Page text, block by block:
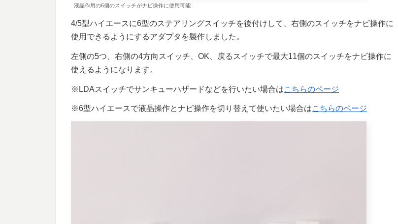
液晶作用の6個のスイッチがナビ操作に使用可能
4/5型ハイエースに6型のステアリングスイッチを後付けして、右側のスイッチをナビ操作に
使用できるようにするアダプタを製作しました。
左側の5つ、右側の4方向スイッチ、OK、戻るスイッチで最大11個のスイッチをナビ操作に
使えるようになります。
※LDAスイッチでサンキューハザードなどを行いたい場合はこちらのページ
※6型ハイエースで液晶操作とナビ操作を切り替えて使いたい場合はこちらのページ